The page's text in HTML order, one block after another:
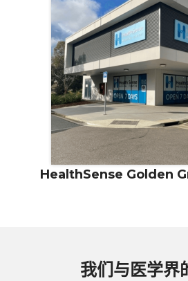
HealthSense Golden
我们与医学界